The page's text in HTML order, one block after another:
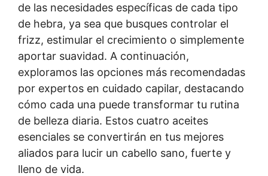
de las necesidades específicas de cada tipo
de hebra, ya sea que busques controlar el
frizz, estimular el crecimiento o simplemente
aportar suavidad. A continuación,
exploramos las opciones más recomendadas
por expertos en cuidado capilar, destacando
cómo cada una puede transformar tu rutina
de belleza diaria. Estos cuatro aceites
esenciales se convertirán en tus mejores
aliados para lucir un cabello sano, fuerte y
lleno de vida.